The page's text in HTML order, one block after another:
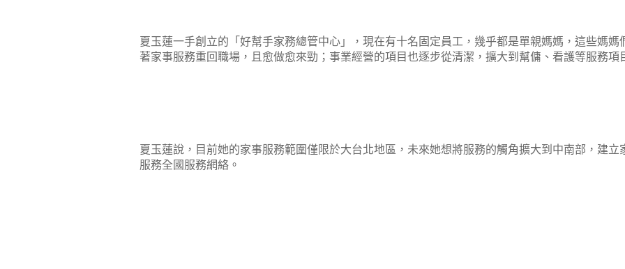
夏玉蓮一手創立的「好幫手家務總管中心」，現在有十名固定員工，幾乎都是單親媽媽，這些媽媽
著家事服務重回職場，且愈做愈來勁；事業經營的項目也逐步從清潔，擴大到幫傭、看護等服務項
夏玉蓮說，目前她的家事服務範圍僅限於大台北地區，未來她想將服務的觸角擴大到中南部，建立
服務全國服務網絡。